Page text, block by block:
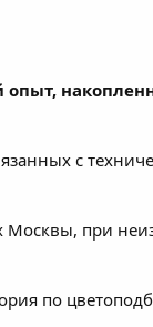
опыт,
с
при
по